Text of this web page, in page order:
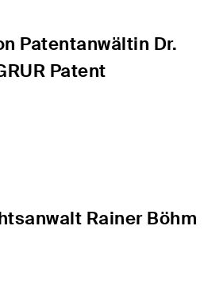
Patentanwältin Dr.
Patent
Rainer Böhm